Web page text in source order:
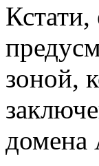
зоной,
домена